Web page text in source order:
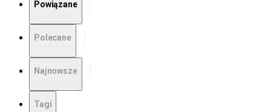
Powiązane
Polecane
Najnowsze
Tagi